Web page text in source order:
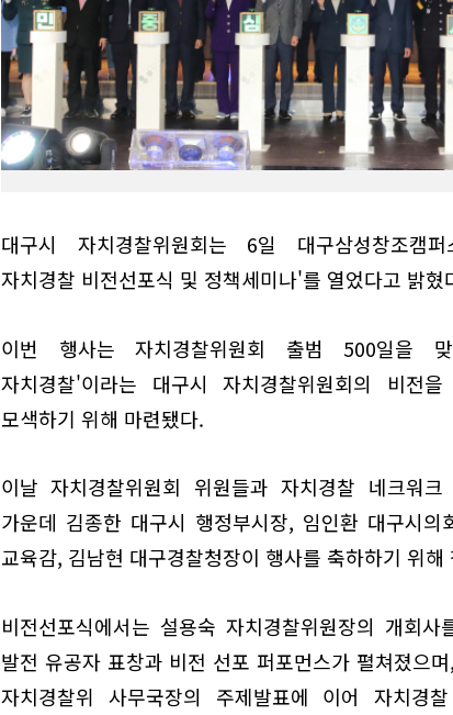
대구시 자치경찰위원회는 6일 대구삼성창조캠
자치경찰 비전선포식 및 정책세미나'를 열었다고 밝혔
이번 행사는 자치경찰위원회 출범 500일을
자치경찰'이라는 대구시 자치경찰위원회의 비전
모색하기 위해 마련됐다.
이날 자치경찰위원회 위원들과 자치경찰 네크워
가운데 김종한 대구시 행정부시장, 임인환 대구시의
교육감, 김남현 대구경찰청장이 행사를 축하하기 위해
비전선포식에서는 설용숙 자치경찰위원장의 개회
발전 유공자 표창과 비전 선포 퍼포먼스가 펼쳐졌으
자치경찰위 사무국장의 주제발표에 이어 자치